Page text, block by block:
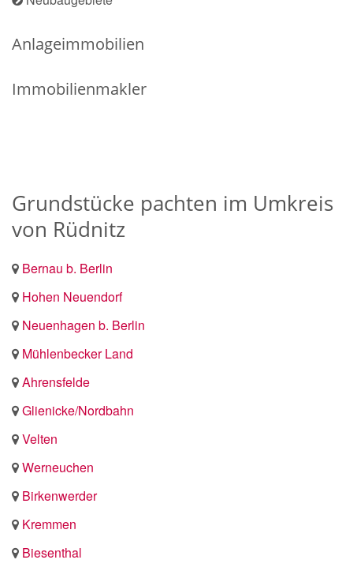
Anlageimmobilien
Immobilienmakler
Grundstücke pachten im Umkreis
von Rüdnitz
Bernau b. Berlin
Hohen Neuendorf
Neuenhagen b. Berlin
Mühlenbecker Land
Ahrensfelde
Glienicke/Nordbahn
Velten
Werneuchen
Birkenwerder
Kremmen
Biesenthal